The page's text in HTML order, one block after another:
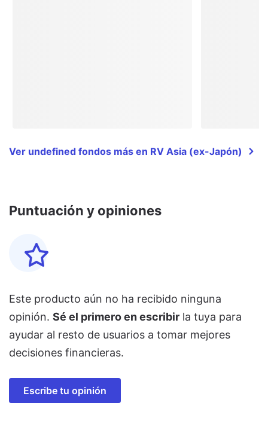
Ver undefined fondos más en RV Asia (ex-Japón)
Puntuación y opiniones
Este producto aún no ha recibido ninguna
opinión. Sé el primero en escribir la tuya para
ayudar al resto de usuarios a tomar mejores
decisiones financieras.
Escribe tu opinión